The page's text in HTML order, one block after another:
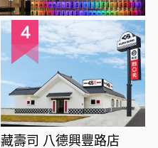
4
藏壽司 八德興豐路店